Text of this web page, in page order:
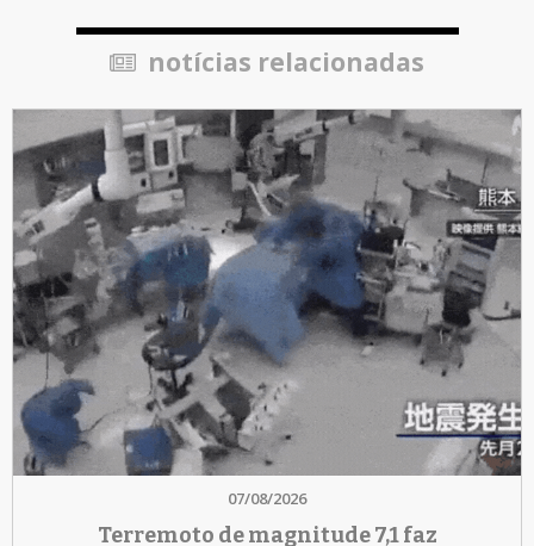
notícias relacionadas
07/08/2026
Terremoto de magnitude 7,1 faz